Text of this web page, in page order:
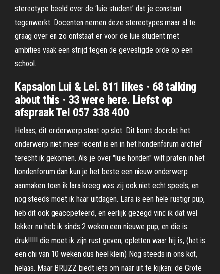
stereotype beeld over de ‘luie student’ dat je constant
tegenwerkt. Docenten nemen deze stereotypes maar al te
graag over en zo ontstaat er voor de luie student met
ambities vaak een strijd tegen de gevestigde orde op een
school.
Kapsalon Lui & Lei. 811 likes · 68 talking
about this · 33 were here. Liefst op
afspraak Tel 057 338 400
Helaas, dit onderwerp staat op slot. Dit komt doordat het
onderwerp niet meer recent is en in het hondenforum archief
terecht ik gekomen. Als je over "luie honden" wilt praten in het
hondenforum dan kun je het beste een nieuw onderwerp
aanmaken toen ik lara kreeg was zij ook niet echt speels, en
nog steeds moet ik haar uitdagen. Lara is een hele rustigr pup,
heb dit ook geaccpeteerd, en eerlijk gezegd vind ik dat wel
lekker nu heb ik sinds 2 weken een nieuwe pup, en die is
druk!!!!! die moet ik zijn rust geven, opletten waar hij is, (het is
een chi van 10 weken dus heel klein) Nog steeds in ons kot,
helaas. Maar BRUZZ biedt iets om naar uit te kijken: de Grote